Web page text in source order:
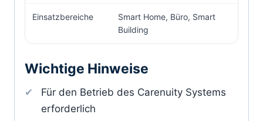
Einsatzbereiche
Smart Home, Büro, Smart
Building
Wichtige Hinweise
Für den Betrieb des Carenuity Systems
erforderlich